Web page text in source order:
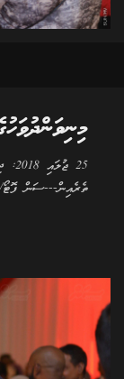
ތެރެއިން---ސަން